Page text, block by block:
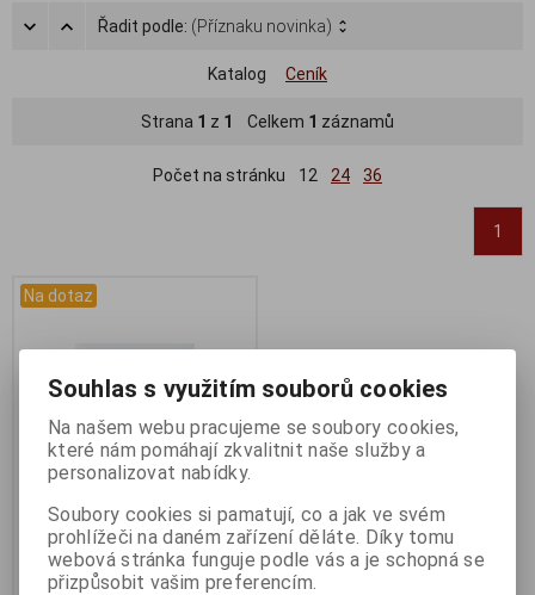
Řadit podle: (Příznaku novinka)
Katalog Ceník
Strana 1 z 1 Celkem 1 záznamů
Počet na stránku 12 24 36
1
Na dotaz
Dotaz na zboží
Katalogové číslo: DOTAZ
Záruka (měsíců):24
Souhlas s využitím souborů cookies
Na našem webu pracujeme se soubory cookies,
které nám pomáhají zkvalitnit naše služby a
personalizovat nabídky.
Soubory cookies si pamatují, co a jak ve svém
prohlížeči na daném zařízení děláte. Díky tomu
webová stránka funguje podle vás a je schopná se
přizpůsobit vašim preferencím.